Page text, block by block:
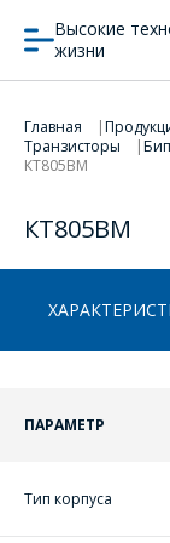
Высокие
жизни
Главная
Транзисторы
КТ805ВМ
КТ805ВМ
ПАРАМЕТР
Тип корпуса
ПЕРЕЙТИ
ПЕРЕЙТИ